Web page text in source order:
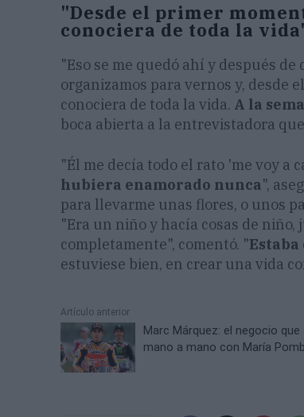
"Desde el primer
conociera de toda la
"Eso se me quedó ahí y después
organizamos para vernos y, desde
conociera de toda la vida. A la
boca abierta a la entrevistadora
"Él me decía todo el rato 'me voy a
hubiera enamorado nunca",
para llevarme unas flores, o unos
"Era un niño y hacía cosas de
completamente", comentó. "
estuviese bien, en crear una vida
Artículo anterior
Marc Márquez: el negocio que
mano a mano con María